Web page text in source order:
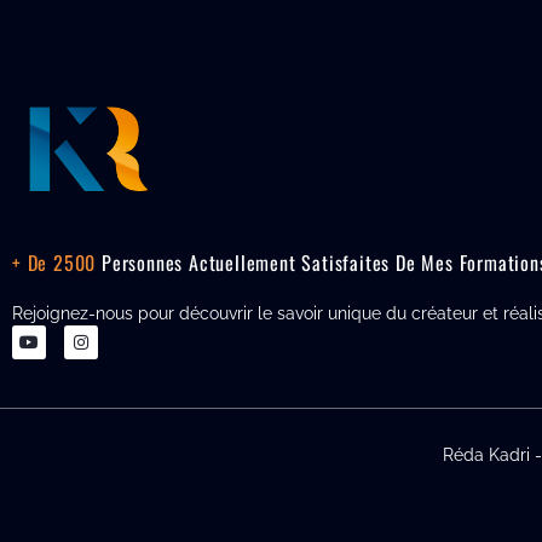
+ De 2500 Personnes Actuellement Satisfaites De Mes
Rejoignez-nous pour découvrir le savoir unique du créateur et
Réda Kadri